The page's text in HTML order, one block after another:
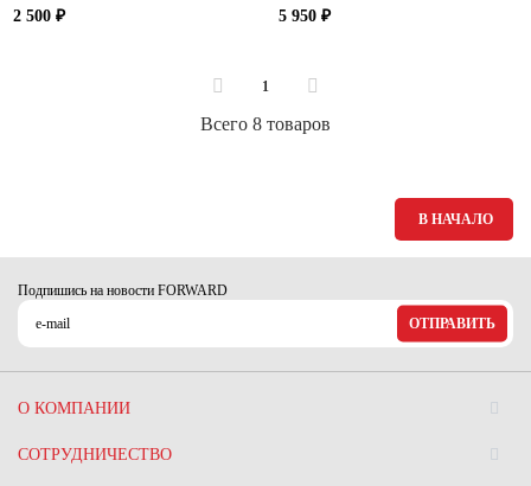
2 500 ₽
5 950 ₽
1
Всего 8 товаров
В НАЧАЛО
Подпишись на новости FORWARD
ОТПРАВИТЬ
О КОМПАНИИ
СОТРУДНИЧЕСТВО